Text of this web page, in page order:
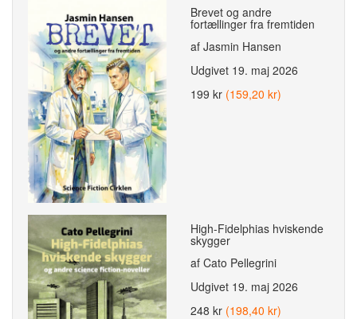
Brevet og andre
fortællinger fra fremtiden
af Jasmin Hansen
Udgivet 19. maj 2026
199 kr (159,20 kr)
High-Fidelphias hviskende
skygger
af Cato Pellegrini
Udgivet 19. maj 2026
248 kr (198,40 kr)